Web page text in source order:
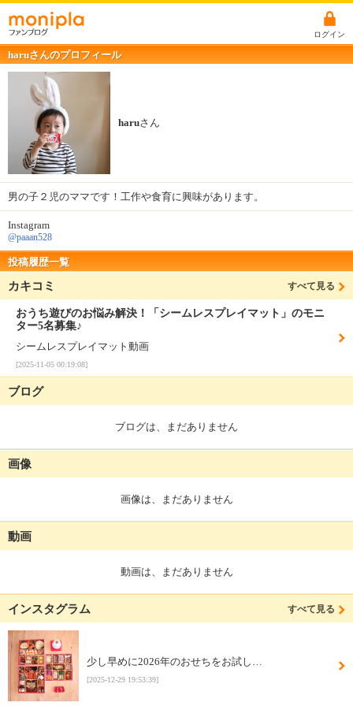
ログイン
haruさんのプロフィール
haruさん
男の子２児のママです！工作や食育に興味があります。
Instagram
@paaan528
投稿履歴一覧
カキコミ すべて見る
おうち遊びのお悩み解決！「シームレスプレイマット」のモニ
ター5名募集♪
シームレスプレイマット動画
[2025-11-05 00:19:08]
ブログ
ブログは、まだありません
画像
画像は、まだありません
動画
動画は、まだありません
インスタグラム すべて見る
少し早めに2026年のおせちをお試し…
[2025-12-29 19:53:39]